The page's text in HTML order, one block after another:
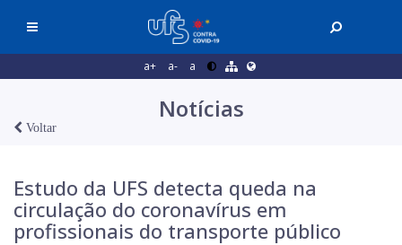
a+ a- a
Notícias
Voltar
Estudo da UFS detecta queda na
circulação do coronavírus em
profissionais do transporte público